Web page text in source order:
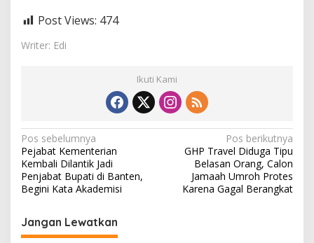
Post Views: 474
Writer: Edi
Ikuti Kami
N
a
v
i
g
Pos sebelumnya
Pejabat Kementerian
Kembali Dilantik Jadi
Penjabat Bupati di Banten,
Begini Kata Akademisi
Pos berikutnya
GHP Travel Diduga Tipu
Belasan Orang, Calon
Jamaah Umroh Protes
Karena Gagal Berangkat
Jangan Lewatkan